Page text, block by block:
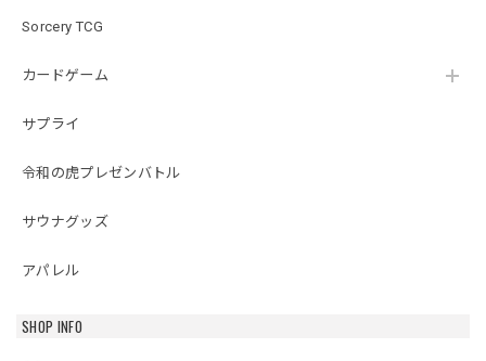
Sorcery TCG
カードゲーム
サプライ
令和の虎プレゼンバトル
サウナグッズ
アパレル
SHOP INFO